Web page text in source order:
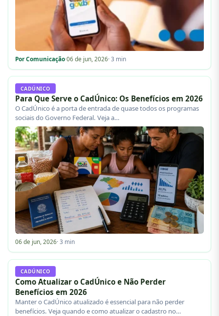
Por Comunicação·06 de jun, 2026· 3 min
CADÚNICO
Para Que Serve o CadÚnico: Os Benefícios em 2026
O CadÚnico é a porta de entrada de quase todos os programas
sociais do Governo Federal. Veja a…
06 de jun, 2026· 3 min
CADÚNICO
Como Atualizar o CadÚnico e Não Perder
Benefícios em 2026
Manter o CadÚnico atualizado é essencial para não perder
benefícios. Veja quando e como atualizar o cadastro no…